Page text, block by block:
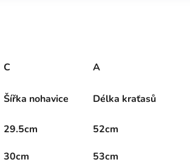
C A
Šířka nohavice Délka kraťasů
29.5cm 52cm
30cm
53cm